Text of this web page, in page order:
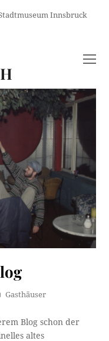
Innsbruck
Gasthäuser
Blog schon der
altes